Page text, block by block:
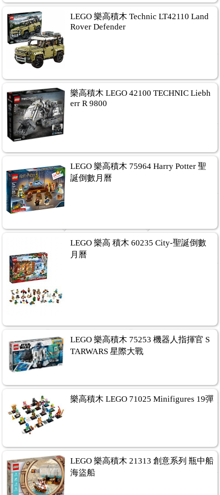
LEGO 樂高積木 Technic LT42110 Land
Rover Defender
樂高積木 LEGO 42100 TECHNIC Liebh
err R 9800
LEGO 樂高積木 75964 Harry Potter 聖
誕倒數月曆
LEGO 樂高 積木 60235 City-聖誕倒數
月曆
LEGO 樂高積木 75253 機器人指揮官 S
TARWARS 星際大戰
樂高積木 LEGO 71025 Minifigures 19彈
LEGO 樂高積木 21313 創意系列 瓶中船
海盜船